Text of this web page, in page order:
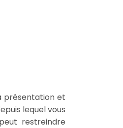
présentation et
lequel vous
restreindre